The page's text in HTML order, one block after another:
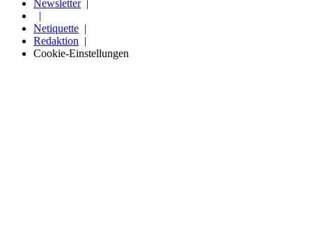
Newsletter
Netiquette
Redaktion
Cookie-Einstellungen